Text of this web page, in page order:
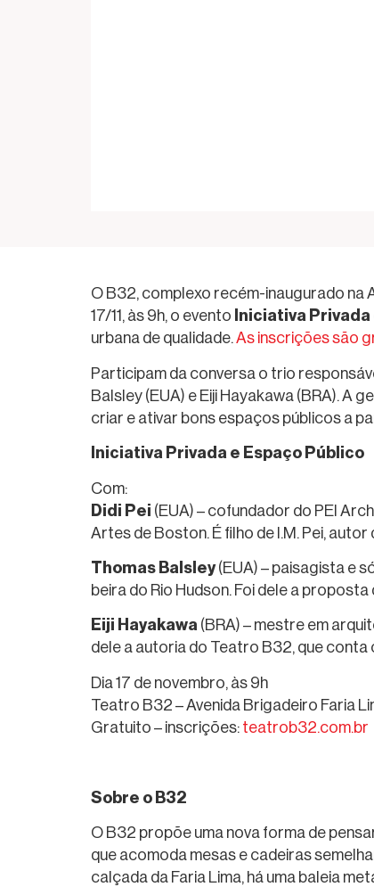
O B32, complexo recém-inaugurado na
17/11, às 9h, o evento Iniciativa
urbana de qualidade.As inscrições são
Participam da conversa o trio
Balsley (EUA) e Eiji Hayakawa (BRA).
criar e ativar bons espaços públicos a
Iniciativa Privada e Espaço Público
Com:
Didi Pei (EUA) – cofundador do PEI
Artes de Boston. É filho de I.M. Pei,
Thomas Balsley(EUA) – paisagista e
beira do Rio Hudson. Foi dele a
Eiji Hayakawa (BRA) – mestre em
dele a autoria do Teatro B32, que
Dia 17 de novembro, às 9h
Teatro B32 – Avenida Brigadeiro Faria
Gratuito – inscrições: teatrob32.com.br
Sobre o B32
O B32 propõe uma nova forma de
que acomoda mesas e cadeiras
calçada da Faria Lima, há uma baleia